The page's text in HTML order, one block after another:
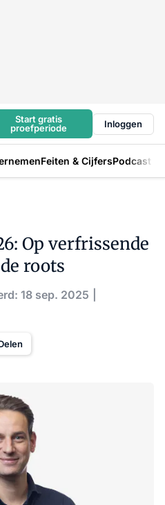
Start gratis
proefperiode
Inloggen
Feiten & CijfersPodcast
Op verfrissende
roots
18 sep. 2025